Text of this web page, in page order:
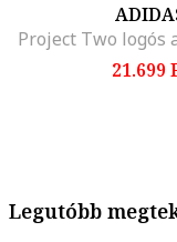
21.699
Legutóbb